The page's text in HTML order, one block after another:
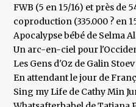
FWB (5 en 15/16) et près de
coproduction (335.000 ? en
Apocalypse bébé de Selma
Un arc-en-ciel pour
Les Gens d'Oz de Galin Stoev
En attendant le jour de
Sing my Life de Cathy Min